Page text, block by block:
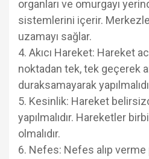
organları ve omurgayı
sistemlerini içerir.
uzamayı sağlar.
4. Akıcı Hareket: Hareket
noktadan tek, tek geçerek
duraksamayarak
5. Kesinlik: Hareket
yapılmalıdır. Hareketler
olmalıdır.
6. Nefes: Nefes alıp verme